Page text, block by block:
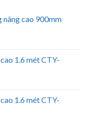
nâng cao 900mm
1.6 mét CTY-
1.6 mét CTY-